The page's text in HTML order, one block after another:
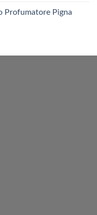
Profumatore Pigna